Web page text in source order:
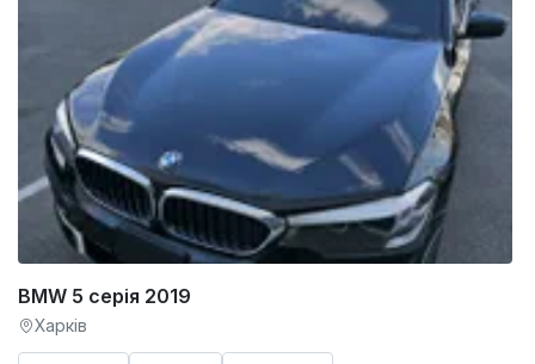
BMW 5 серія 2019
Харків